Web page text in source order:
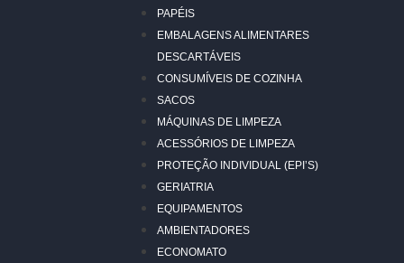
PAPÉIS
EMBALAGENS ALIMENTARES
DESCARTÁVEIS
CONSUMÍVEIS DE COZINHA
SACOS
MÁQUINAS DE LIMPEZA
ACESSÓRIOS DE LIMPEZA
PROTEÇÃO INDIVIDUAL (EPI’S)
GERIATRIA
EQUIPAMENTOS
AMBIENTADORES
ECONOMATO